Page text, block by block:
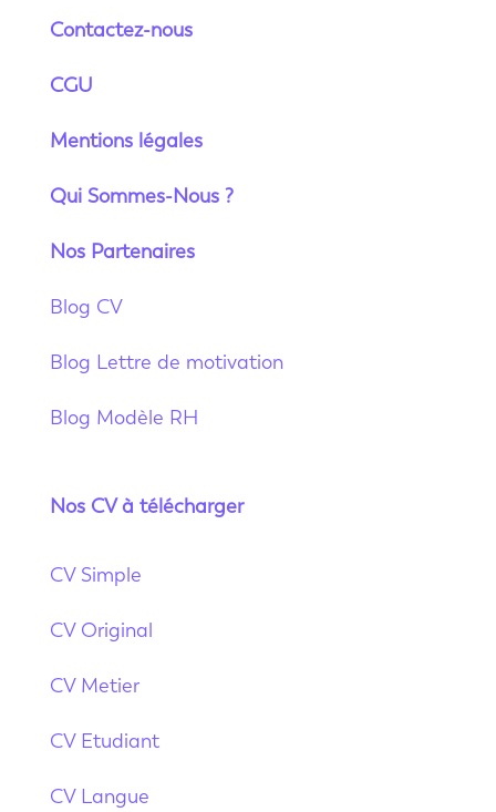
Contactez-nous
CGU
Mentions légales
Qui Sommes-Nous ?
Nos Partenaires
Blog CV
Blog Lettre de motivation
Blog Modèle RH
Nos CV à télécharger
CV Simple
CV Original
CV Metier
CV Etudiant
CV Langue